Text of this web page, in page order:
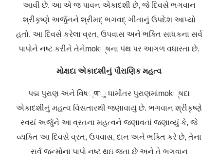
આવી છે. આ એ જ પાવન એકાદશી છે, જે દિવસે ભગવાન
શ્રીકૃષ્ણે અર્જુનને શ્રીમદ્ ભગવદ્ ગીતાનું ઉપદેશ આપ્યો
હતો. આ દિવસે કરેલા વ્રત, ઉપવાસ અને ભક્તિ સાધકના સર્વ
પાપોને નષ્ટ કરીને તેનેmok્ષના પંથ પર આગળ વધારતા છે.
મોક્ષદા એકાદશીનું પૌરાણિક મહત્વ
પદ્મ પુરાણ અને વિષ्णુ ધાર્મોતર પુરાણમાંmok્ષદા
એકાદશીનું મહત્વ વિસતારથી જણાવાયું છે. ભગવાન શ્રીકૃષ્ણે
સ્વયં અર્જુને આ વ્રતના મહત્વને જણાવતાં જણાવ્યું કે, જે
વ્યક્તિ આ દિવસે વ્રત, ઉપવાસ, દાન અને ભક્તિ કરે છે, તેના
સર્વ જન્મોના પાપો નષ્ટ થઇ જતા છે અને તે ભગવાન